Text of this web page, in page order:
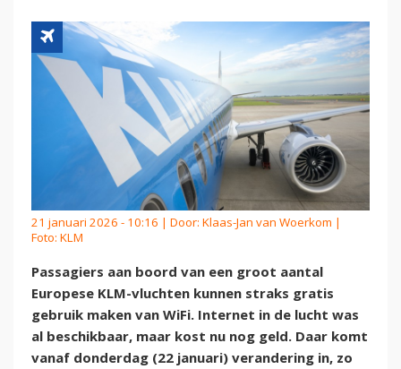
21 januari 2026 - 10:16 | Door: Klaas-Jan van Woerkom |
Foto: KLM
Passagiers aan boord van een groot aantal
Europese KLM-vluchten kunnen straks gratis
gebruik maken van WiFi. Internet in de lucht was
al beschikbaar, maar kost nu nog geld. Daar komt
vanaf donderdag (22 januari) verandering in, zo